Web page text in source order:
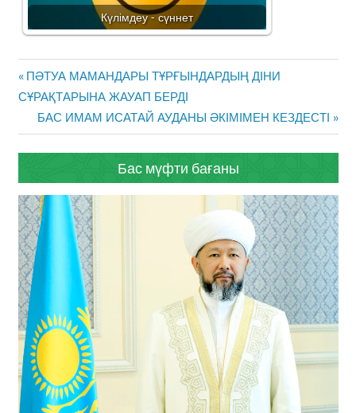
Күлімдеу - сүннет
Жазба
навигациясы
Previous
Post:
ПӘТУА МАМАНДАРЫ ТҰРҒЫНДАРДЫҢ ДІНИ
СҰРАҚТАРЫНА ЖАУАП БЕРДІ
Next
Post:
БАС ИМАМ ИСАТАЙ АУДАНЫ ӘКІМІМЕН КЕЗДЕСТІ
Бас мүфти бағаны